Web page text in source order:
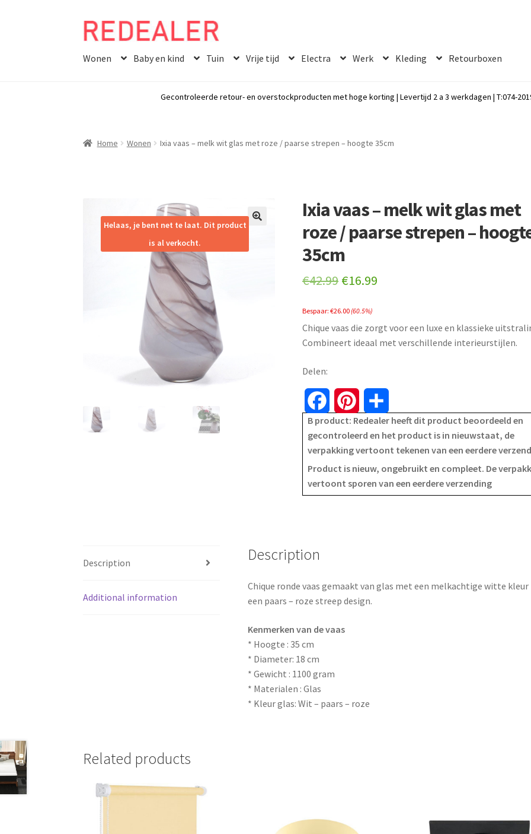
Skip
navigation
Skip
content
Wonen Baby en kind Tuin Vrije tijd Electra Werk Kleding Retourboxen
Gecontroleerde retour- en overstockproducten met hoge korting | Levertijd 2 a 3 werkdagen | T:074-
Home Wonen Ixia vaas – melk wit glas met roze / paarse strepen – hoogte 35cm
Helaas, je bent net te laat. Dit product
is al verkocht.
Ixia vaas – melk wit glas met
roze / paarse strepen –
35cm
€42.99 Original
was:
€42.99.
€16.99
is:
€16.99.
Bespaar:€26.00(60.5%)
Chique vaas die zorgt voor een luxe en klassieke
Combineert ideaal met verschillende interieurstijlen.
Delen:
a
c
e
i
n
t
t
h
a
r
B product: Redealer heeft dit product beoordeeld en
gecontroleerd en het product is in nieuwstaat, de
verpakking vertoont tekenen van een eerdere
Product is nieuw, ongebruikt en compleet. De
vertoont sporen van een eerdere verzending
Description
Additional information
Description
Chique ronde vaas gemaakt van glas met een melkachtige witte
een paars – roze streep design.
Kenmerken van de vaas
* Hoogte : 35 cm
* Diameter: 18 cm
* Gewicht : 1100 gram
* Materialen : Glas
* Kleur glas: Wit – paars – roze
Related products